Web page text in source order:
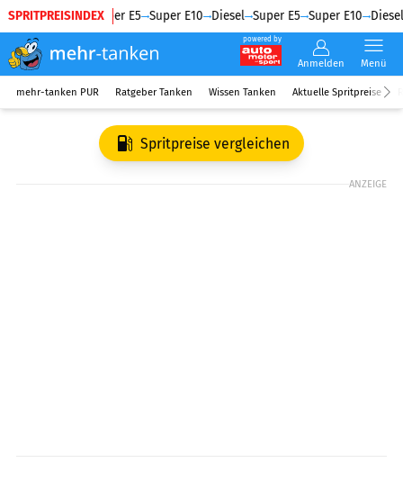
SPRITPREISINDEX
Diesel Super E5 Super E10 Diesel Super E5 Super E10 Diesel
powered by
Anmelden Menü
mehr-tanken PUR Ratgeber Tanken Wissen Tanken Aktuelle Spritpreise
Spritpreise vergleichen
ANZEIGE